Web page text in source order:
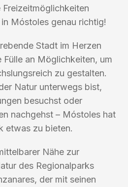
Móstoles genau richtig!
Stadt im Herzen
Fülle an Möglichkeiten, um
zu gestalten.
Natur unterwegs bist,
besuchst oder
nachgehst – Móstoles hat
etwas zu bieten.
Nähe zur
des Regionalparks
der mit seinen